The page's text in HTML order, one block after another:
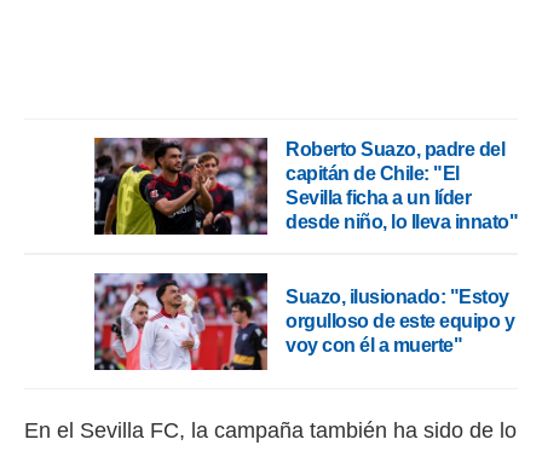
Roberto Suazo, padre del
capitán de Chile: "El
Sevilla ficha a un líder
desde niño, lo lleva innato"
Suazo, ilusionado: "Estoy
orgulloso de este equipo y
voy con él a muerte"
En el Sevilla FC, la campaña también ha sido de lo